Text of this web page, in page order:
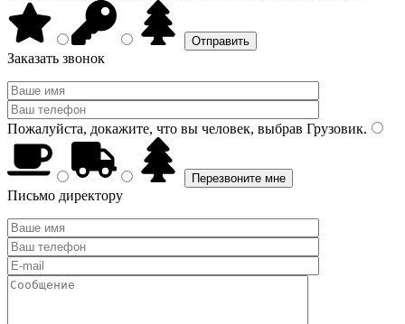
Заказать звонок
Пожалуйста, докажите, что вы человек, выбрав Грузовик.
Письмо директору